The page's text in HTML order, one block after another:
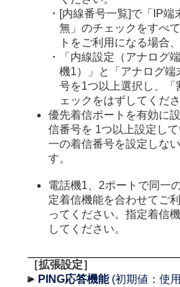
・
[内線番号一覧]で「IP
無」のチェックをすべ
トをご利用になる場合
・
「内線設定（アナログ
機1）」と「アナログ
号を1つ以上選択し、
ェックをはずしてくださ
優先着信ポートを有効に
信番号を 1つ以上設定し
一の着信番号を設定しな
す。
電話機1、2ポートで同一
定着信機能を合わせてご
ってください。指定着信
してください。
［拡張設定］
PING応答機能(初期値：使